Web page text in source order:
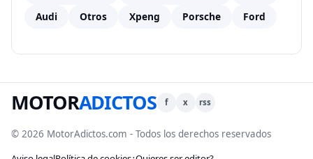
Audi
Otros Xpeng Porsche Ford
MOTORADICTOS f x rss
© 2026 MotorAdictos.com - Todos los derechos reservados